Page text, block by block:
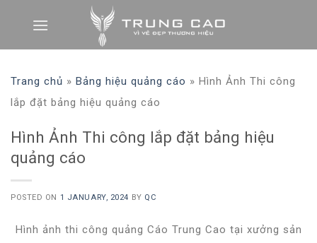
Trang chủ » Bảng hiệu quảng cáo » Hình Ảnh Thi công
lắp đặt bảng hiệu quảng cáo
Hình Ảnh Thi công lắp đặt bảng hiệu
quảng cáo
POSTED ON 1 JANUARY, 2024 BY QC
Hình ảnh thi công quảng Cáo Trung Cao tại xưởng sản